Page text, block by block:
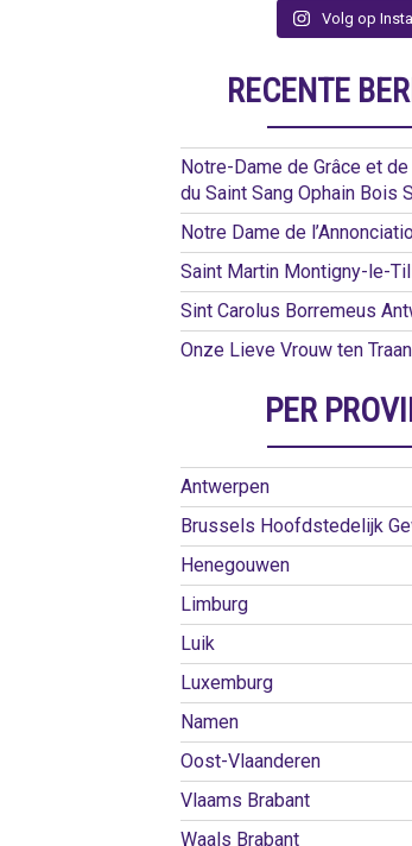
Volg op
RECENTE
Notre-Dame de Grâce et
du Saint Sang Ophain Bois
Notre Dame de
Saint Martin Montigny-le-
Sint Carolus Borremeus
Onze Lieve Vrouw ten
PER
Antwerpen
Brussels Hoofdstedelijk
Henegouwen
Limburg
Luik
Luxemburg
Namen
Oost-Vlaanderen
Vlaams Brabant
Waals Brabant